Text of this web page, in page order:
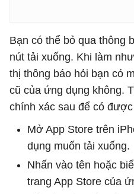
Bạn có thể bỏ qua thông
nút tải xuống. Khi làm
thị thông báo hỏi bạn có
cũ của ứng dụng không.
chính xác sau để có
Mở App Store trên
dụng muốn tải xuống.
Nhấn vào tên hoặc
trang App Store của